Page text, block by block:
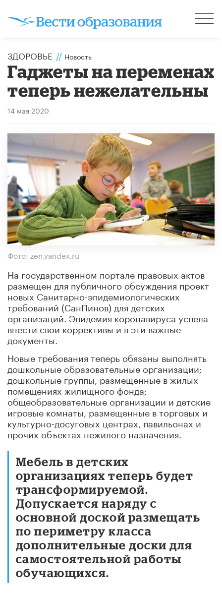
ЗДОРОВЬЕ // Новость
Гаджеты на переменах
теперь нежелательны
14 мая 2020
Фото: zen.yandex.ru
На государственном портале правовых актов
размещен для публичного обсуждения проект
новых Санитарно-эпидемиологических
требований (СанПинов) для детских
организаций. Эпидемия коронавируса успела
внести свои коррективы и в эти важные
документы.
Новые требования теперь обязаны выполнять
дошкольные образовательные организации;
дошкольные группы, размещенные в жилых
помещениях жилищного фонда;
общеобразовательные организации и детские
игровые комнаты, размещенные в торговых и
культурно-досуговых центрах, павильонах и
прочих объектах нежилого назначения.
Мебель в детских
организациях теперь будет
трансформируемой.
Допускается наряду с
основной доской размещать
по периметру класса
дополнительные доски для
самостоятельной работы
обучающихся.